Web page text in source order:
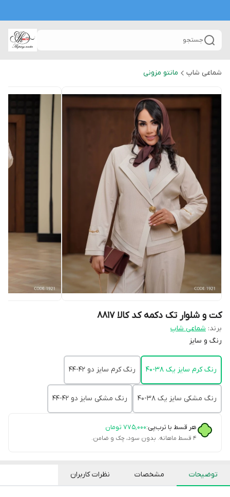
جستجو
شماعی شاپ مانتو مزونی
کت و شلوار تک دکمه کد کالا ۸۸۱۷
برند: شماعی شاپ
رنگ و سایز
رنگ کرم سایز یک 38-40 رنگ کرم سایز دو 42-44
رنگ مشکی سایز یک 38-40 رنگ مشکی سایز دو 42-44
هر قسط با ترب‌پی:۷۷۵٬۰۰۰ تومان
۴ قسط ماهانه. بدون سود، چک و ضامن.
توضیحات مشخصات نظرات کاربران